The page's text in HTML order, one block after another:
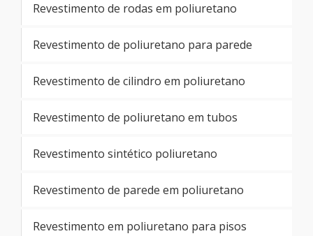
Revestimento de rodas em poliuretano
Revestimento de poliuretano para parede
Revestimento de cilindro em poliuretano
Revestimento de poliuretano em tubos
Revestimento sintético poliuretano
Revestimento de parede em poliuretano
Revestimento em poliuretano para pisos